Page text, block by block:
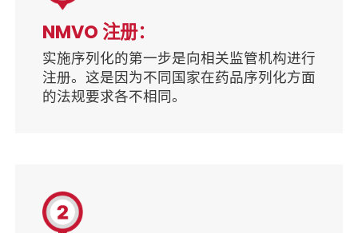
NMVO 注册：
实施序列化的第一步是向相关监管机构进行
注册。这是因为不同国家在药品序列化方面
的法规要求各不相同。